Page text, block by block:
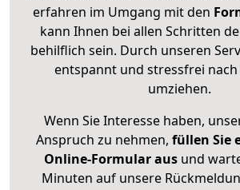
erfahren im Umgang mit den
kann Ihnen bei allen Schritten
behilflich sein. Durch unseren
entspannt und stressfrei
umziehen.
Wenn Sie Interesse haben,
Anspruch zu nehmen, füllen Sie
Online-Formular ausund
Minuten auf unsere